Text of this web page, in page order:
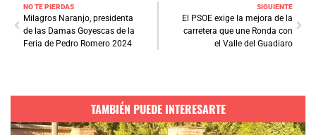
NO TE PIERDAS
Milagros Naranjo, presidenta
de las Damas Goyescas de la
Feria de Pedro Romero 2024
SIGUIENTE
El PSOE exige la mejora de la
carretera que une Ronda con
el Valle del Guadiaro
TAMBIÉN PUEDE INTERESARTE